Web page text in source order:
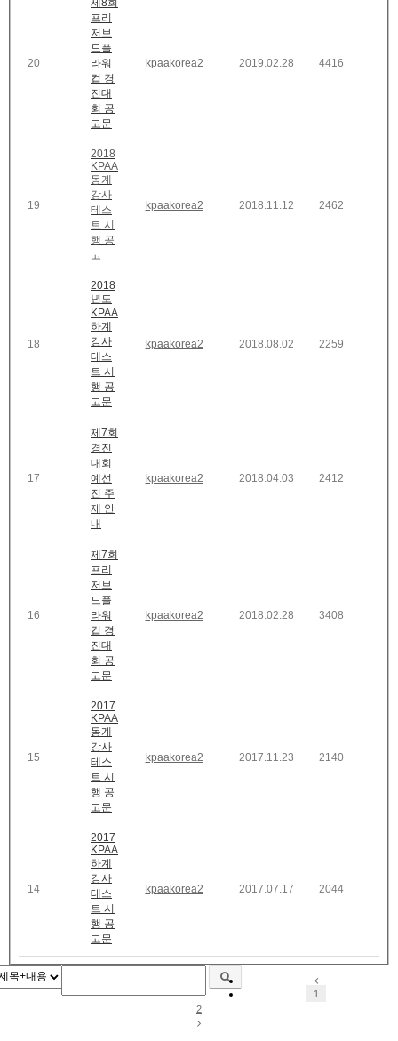
20
제8회
프리
저브
드플
라워
컵 경
진대
회 공
고문
kpaakorea2 2019.02.28 4416
19
2018
KPAA
동계
강사
테스
트 시
행 공
고
kpaakorea2 2018.11.12 2462
18
2018
년도
KPAA
하계
강사
테스
트 시
행 공
고문
kpaakorea2 2018.08.02 2259
17
제7회
경진
대회
예선
전 주
제 안
내
kpaakorea2 2018.04.03 2412
16
제7회
프리
저브
드플
라워
컵 경
진대
회 공
고문
kpaakorea2 2018.02.28 3408
15
2017
KPAA
동계
강사
테스
트 시
행 공
고문
kpaakorea2 2017.11.23 2140
14
2017
KPAA
하계
강사
테스
트 시
행 공
고문
kpaakorea2 2017.07.17 2044
1
2